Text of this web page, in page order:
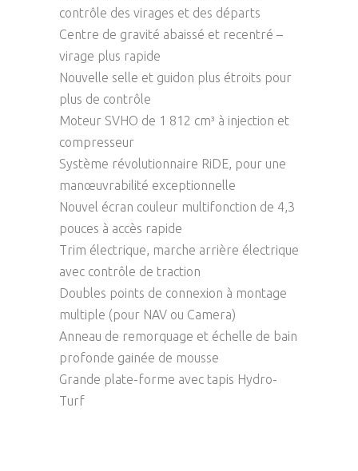
contrôle des virages et des départs
Centre de gravité abaissé et recentré –
virage plus rapide
Nouvelle selle et guidon plus étroits pour
plus de contrôle
Moteur SVHO de 1 812 cm³ à injection et
compresseur
Système révolutionnaire RiDE, pour une
manœuvrabilité exceptionnelle
Nouvel écran couleur multifonction de 4,3
pouces à accès rapide
Trim électrique, marche arrière électrique
avec contrôle de traction
Doubles points de connexion à montage
multiple (pour NAV ou Camera)
Anneau de remorquage et échelle de bain
profonde gainée de mousse
Grande plate-forme avec tapis Hydro-
Turf